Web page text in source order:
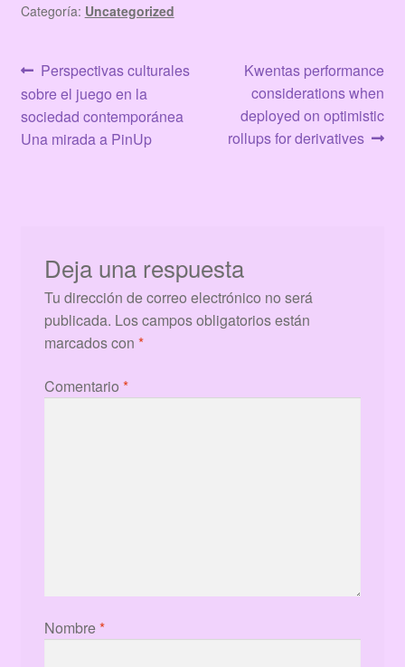
Categoría: Uncategorized
Navegación
de
entradas
Anterior:
Perspectivas culturales
sobre el juego en la
sociedad contemporánea
Una mirada a PinUp
Siguiente:
Kwentas performance
considerations when
deployed on optimistic
rollups for derivatives
Deja una respuesta
Tu dirección de correo electrónico no será
publicada. Los campos obligatorios están
marcados con *
Comentario *
Nombre*